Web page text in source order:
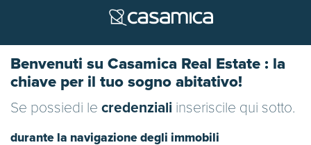
Benvenuti su Casamica Real Estate : la
chiave per il tuo sogno abitativo!
Se possiedi le credenziali inseriscile qui sotto.
durante la navigazione degli immobili